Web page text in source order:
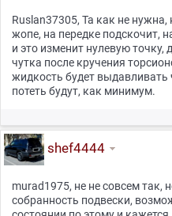
Ruslan37305, Та как не нужна,
жопе, на передке подскочит,
и это изменит нулевую
чутка после кручения
жидкость будет выдавливать
потеть будут, как минимум.
shef4444
murad1975, не не совсем так,
собранность подвески,